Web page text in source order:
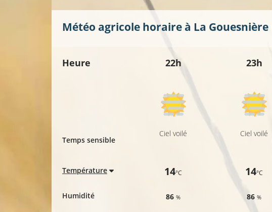
26°C
Météo agricole horaire à La Gouesnière
Heure
Temps sensible
Température
Humidité
22h
Ciel voilé
14°C
86%
23h
Ciel voilé
14°C
86%